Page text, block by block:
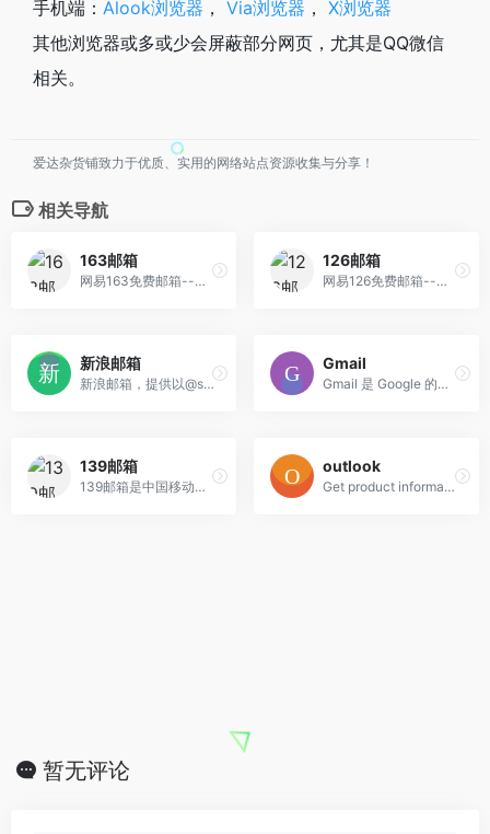
手机端： Alook浏览器 ， Via浏览器 ， X浏览器
其他浏览器或多或少会屏蔽部分网页，尤其是QQ微信
相关。
爱达杂货铺致力于优质、实用的网络站点资源收集与分享！
相关导航
163邮箱
网易163免费邮箱--中文邮箱第一品牌。容量自动翻倍，支持50兆附件,免费开通手机号码邮箱赠送3G超大附件服务。支持各种客户端软件收发，垃圾邮件拦截率超过98%。
126邮箱
网易126免费邮箱--你的专业电子邮局。14年邮箱运营经验，系统快速稳定，垃圾邮件拦截率超过98%，邮箱容量自动翻倍，支持高达3G超大附件，提供免费网盘及手机号码邮箱服务。
新浪邮箱
新浪邮箱，提供以@sina.com和@sina.cn为后缀的免费邮箱。2G超大附件和50M普通附件，容量5G至无限大，整合新浪微博应用，支持客户端收发，更加安全，更少垃圾邮件。
Gmail
Gmail 是 Google 的免费网络邮件服务。
139邮箱
139邮箱是中国移动提供的电子邮件业务，以手机号@139.com作为邮箱地址，来邮短信及时提醒,同时提供WEB、WAP、短彩信、APP等多种方式，随时随地收发邮件
outlook
Get product information, support, and news from Microsoft.
暂无评论